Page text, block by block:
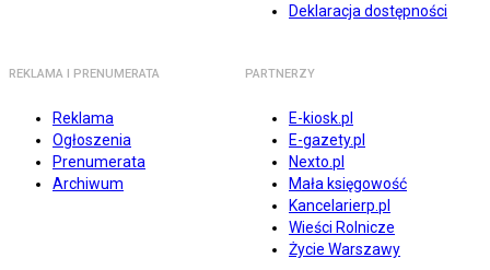
Deklaracja dostępności
REKLAMA I PRENUMERATA
Reklama
Ogłoszenia
Prenumerata
Archiwum
PARTNERZY
E-kiosk.pl
E-gazety.pl
Nexto.pl
Mała księgowość
Kancelarierp.pl
Wieści Rolnicze
Życie Warszawy